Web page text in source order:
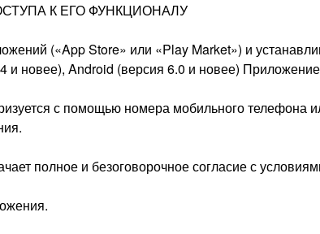
К ЕГО ФУНКЦИОНАЛУ
(«App Store» или «Play Market») и
новее), Android (версия 6.0 и новее)
с помощью номера мобильного телефона
полное и безоговорочное согласие с